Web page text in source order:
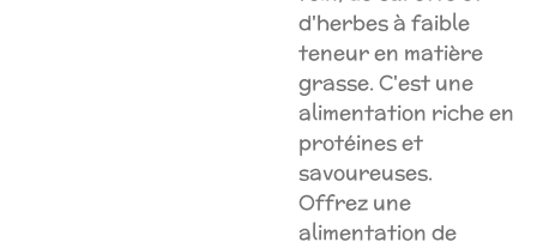
d'herbes à faible
teneur en matière
grasse. C'est une
alimentation riche en
protéines et
savoureuses.
Offrez une
alimentation de